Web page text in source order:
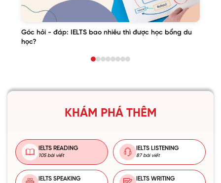
Góc hỏi - đáp: IELTS bao nhiêu thì được học bổng du
học?
KHÁM PHÁ THÊM
IELTS READING
105 bài viết
IELTS LISTENING
87 bài viết
IELTS SPEAKING IELTS WRITING